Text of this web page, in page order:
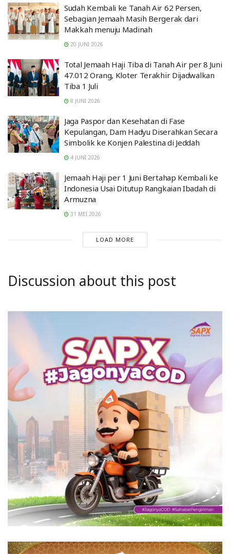
Sudah Kembali ke Tanah Air 62 Persen,
Sebagian Jemaah Masih Bergerak dari
Makkah menuju Madinah
20 JUNI 2026
Total Jemaah Haji Tiba di Tanah Air per 8 Juni
47.012 Orang, Kloter Terakhir Dijadwalkan
Tiba 1 Juli
8 JUNI 2026
Jaga Paspor dan Kesehatan di Fase
Kepulangan, Dam Hadyu Diserahkan Secara
Simbolik ke Konjen Palestina di Jeddah
4 JUNI 2026
Jemaah Haji per 1 Juni Bertahap Kembali ke
Indonesia Usai Ditutup Rangkaian Ibadah di
Armuzna
31 MEI 2026
LOAD MORE
Discussion about this post